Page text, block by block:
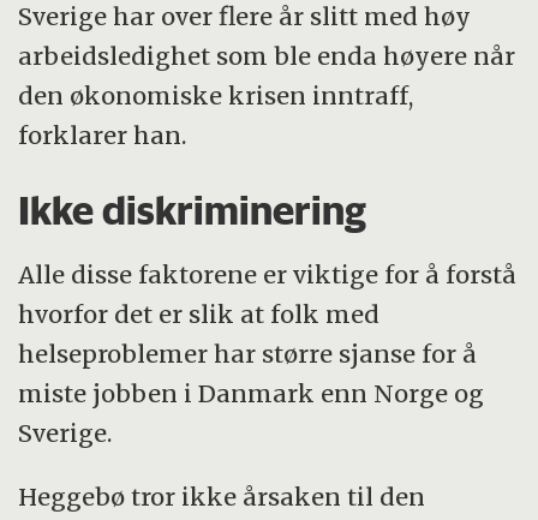
Sverige har over flere år slitt med høy
arbeidsledighet som ble enda høyere når
den økonomiske krisen inntraff,
forklarer han.
Ikke diskriminering
Alle disse faktorene er viktige for å forstå
hvorfor det er slik at folk med
helseproblemer har større sjanse for å
miste jobben i Danmark enn Norge og
Sverige.
Heggebø tror ikke årsaken til den